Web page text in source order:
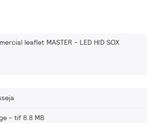
leaflet MASTER - LED HID SOX
tif 8.8 MB